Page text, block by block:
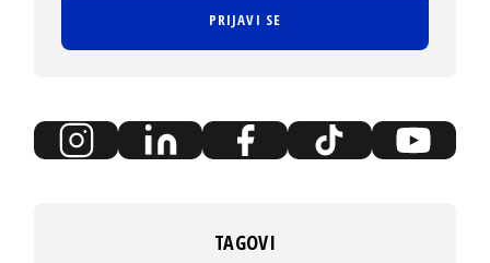
PRIJAVI SE
TAGOVI